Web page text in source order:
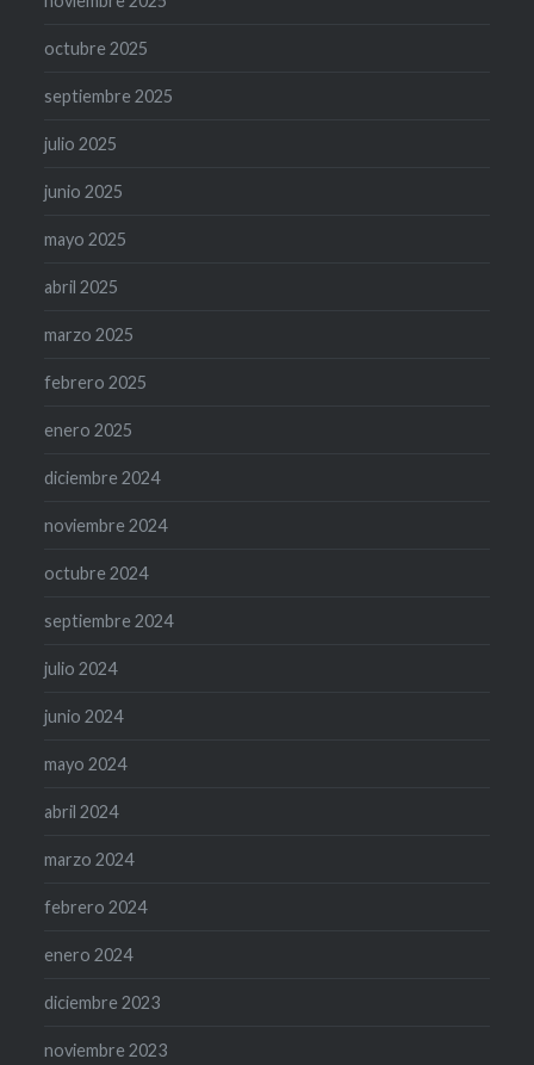
octubre 2025
septiembre 2025
julio 2025
junio 2025
mayo 2025
abril 2025
marzo 2025
febrero 2025
enero 2025
diciembre 2024
noviembre 2024
octubre 2024
septiembre 2024
julio 2024
junio 2024
mayo 2024
abril 2024
marzo 2024
febrero 2024
enero 2024
diciembre 2023
noviembre 2023